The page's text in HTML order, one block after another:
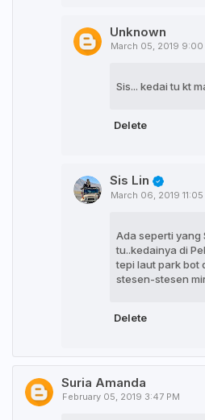
Unknown
March 05, 2019 9:00
Sis... kedai tu kt
Delete
Sis Lin
March 06, 2019 11:05
Ada seperti yang
tu..kedainya di
tepi laut park bot
stesen-stesen
Delete
Suria Amanda
February 05, 2019 3:47 PM